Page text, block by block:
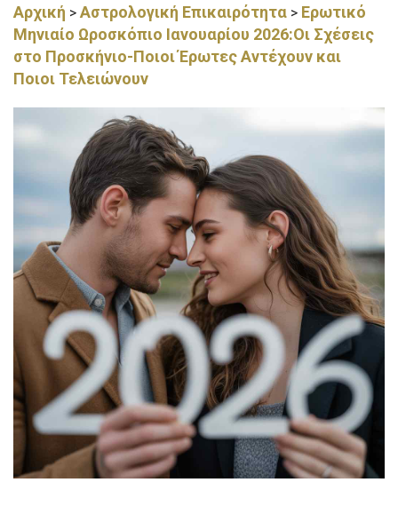
Αρχική > Αστρολογική Επικαιρότητα > Ερωτικό
Μηνιαίο Ωροσκόπιο Ιανουαρίου 2026:Οι Σχέσεις
στο Προσκήνιο-Ποιοι Έρωτες Αντέχουν και
Ποιοι Τελειώνουν